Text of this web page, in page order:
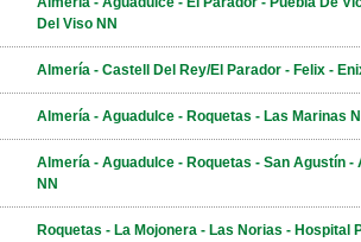
Del Viso NN
Almería - Castell Del Rey/El Parador - Felix -
Almería - Aguadulce - Roquetas - Las Marinas
Almería - Aguadulce - Roquetas - San Agustín -
NN
Roquetas - La Mojonera - Las Norias - Hospital